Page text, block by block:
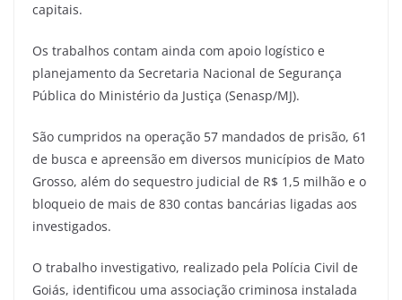
capitais.
Os trabalhos contam ainda com apoio logístico e
planejamento da Secretaria Nacional de Segurança
Pública do Ministério da Justiça (Senasp/MJ).
São cumpridos na operação 57 mandados de prisão, 61
de busca e apreensão em diversos municípios de Mato
Grosso, além do sequestro judicial de R$ 1,5 milhão e o
bloqueio de mais de 830 contas bancárias ligadas aos
investigados.
O trabalho investigativo, realizado pela Polícia Civil de
Goiás, identificou uma associação criminosa instalada